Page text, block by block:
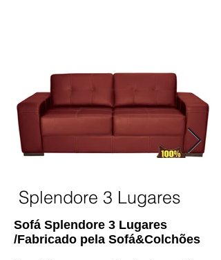
Sofá Splendore 3 Lugares
/Fabricado pela Sofá&Colchões
Splendore 3 Lugares